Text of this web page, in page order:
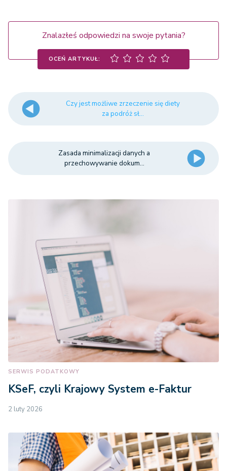
Znalazłeś odpowiedzi na swoje pytania?
OCEŃ ARTYKUŁ:
Czy jest możliwe zrzeczenie się diety
za podróż sł...
Zasada minimalizacji danych a
przechowywanie dokum...
SERWIS PODATKOWY
KSeF, czyli Krajowy System e-Faktur
2 luty 2026